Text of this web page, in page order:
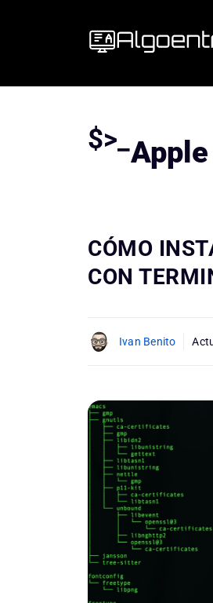
$>_ Apple
CÓMO
CON
Ivan Benito